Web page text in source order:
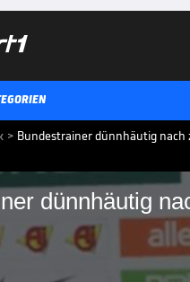
> Bundestrainer dünnhäutig nach
dünnhäutig
Niederlage